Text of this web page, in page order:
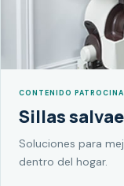
CONTENIDO
Sillas
Soluciones para
dentro del hogar.